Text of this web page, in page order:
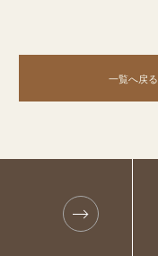
一覧へ戻る